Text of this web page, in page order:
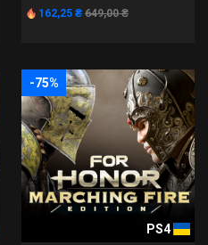
162,25 ₴ 649,00 ₴
-75%
PS4